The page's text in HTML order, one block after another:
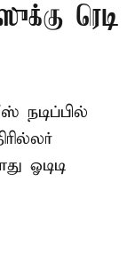
ரெடி
நடிப்பில்
ஓடிடி